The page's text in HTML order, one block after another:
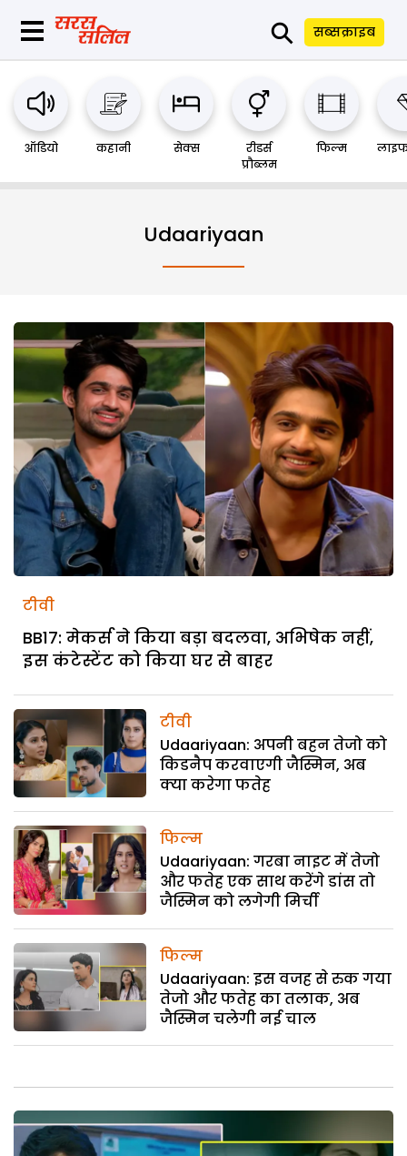
⚲ सब्सक्राइब
ऑडियो कहानी सेक्स
रीडर्स
प्रौब्लम
फिल्म
Udaariyaan
टीवी
BB17: मेकर्स ने किया बड़ा बदलवा, अभिषेक नहीं,
इस कंटेस्टेंट को किया घर से बाहर
टीवी
Udaariyaan: अपनी बहन तेजो को
किडनैप करवाएगी जैस्मिन, अब
क्या करेगा फतेह
फिल्म
Udaariyaan: गरबा नाइट में तेजो
और फतेह एक साथ करेंगे डांस तो
जैस्मिन को लगेगी मिर्ची
फिल्म
Udaariyaan: इस वजह से रुक गया
तेजो और फतेह का तलाक, अब
जैस्मिन चलेगी नई चाल